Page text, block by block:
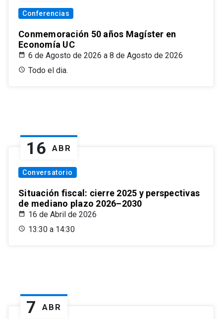
Conferencias
Conmemoración 50 años Magíster en
Economía UC
6 de Agosto de 2026 a 8 de Agosto de 2026
Todo el dia.
16 ABR
Conversatorio
Situación fiscal: cierre 2025 y perspectivas
de mediano plazo 2026–2030
16 de Abril de 2026
13:30 a 14:30
7 ABR